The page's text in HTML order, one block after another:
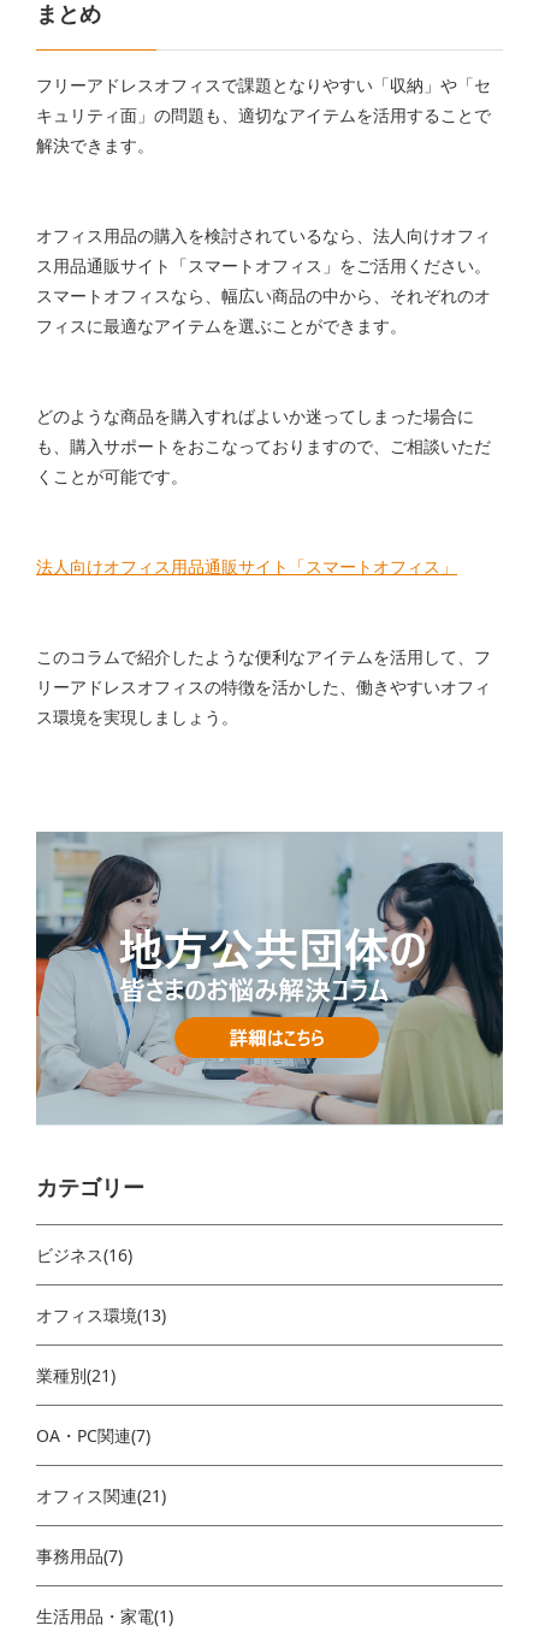
まとめ
フリーアドレスオフィスで課題となりやすい「収納」や「セ
キュリティ面」の問題も、適切なアイテムを活用することで
解決できます。
オフィス用品の購入を検討されているなら、法人向けオフィ
ス用品通販サイト「スマートオフィス」をご活用ください。
スマートオフィスなら、幅広い商品の中から、それぞれのオ
フィスに最適なアイテムを選ぶことができます。
どのような商品を購入すればよいか迷ってしまった場合に
も、購入サポートをおこなっておりますので、ご相談いただ
くことが可能です。
法人向けオフィス用品通販サイト「スマートオフィス」
このコラムで紹介したような便利なアイテムを活用して、フ
リーアドレスオフィスの特徴を活かした、働きやすいオフィ
ス環境を実現しましょう。
カテゴリー
ビジネス(16)
オフィス環境(13)
業種別(21)
OA・PC関連(7)
オフィス関連(21)
事務用品(7)
生活用品・家電(1)